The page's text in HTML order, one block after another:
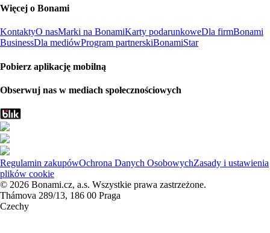
Więcej o Bonami
KontaktyO nasMarki na BonamiKarty podarunkoweDla firmBonami
BusinessDla mediówProgram partnerskiBonamiStar
Pobierz aplikację mobilną
Obserwuj nas w mediach społecznościowych
Regulamin zakupówOchrona Danych OsobowychZasady i ustawienia
plików cookie
© 2026 Bonami.cz, a.s. Wszystkie prawa zastrzeżone.
Thámova 289/13, 186 00 Praga
Czechy